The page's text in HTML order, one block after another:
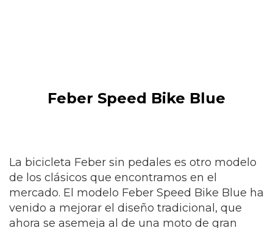
Feber Speed Bike Blue
La bicicleta Feber sin pedales es otro modelo
de los clásicos que encontramos en el
mercado. El modelo Feber Speed Bike Blue ha
venido a mejorar el diseño tradicional, que
ahora se asemeja al de una moto de gran